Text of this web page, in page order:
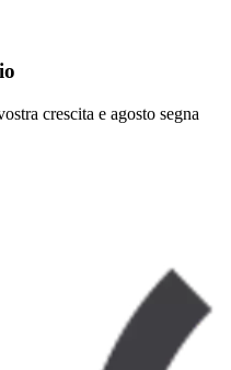
crescita e agosto segna